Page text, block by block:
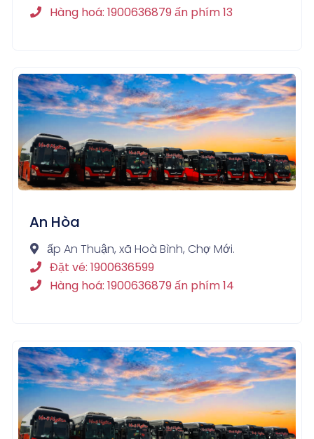
Hàng hoá: 1900636879 ấn phím 13
An Hòa
ấp An Thuận, xã Hoà Bình, Chợ Mới.
Đặt vé: 1900636599
Hàng hoá: 1900636879 ấn phím 14